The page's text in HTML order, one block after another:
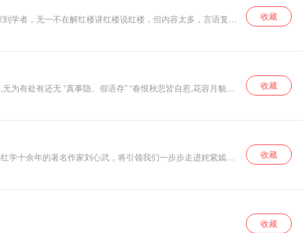
学者，无一不在解红楼讲红楼说红楼，但内容太多，言语复
《红楼梦》留给读者，期待我们用自己的生平所闻和想象力
这部社群文化的百科全书。领你走进真正的大观园，弥补你那
收藏
有处有还无 “真事隐、假语存” “春恨秋悲皆自惹,花容月貌为
》精髓，分析缜密逻辑严谨思路清晰 3D环绕品读立体红楼、
收藏
十余年的著名作家刘心武，将引领我们一步步走进姹紫嫣红
收藏
收藏